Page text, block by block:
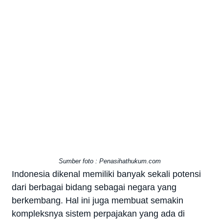
Sumber foto : Penasihathukum.com
Indonesia dikenal memiliki banyak sekali potensi
dari berbagai bidang sebagai negara yang
berkembang. Hal ini juga membuat semakin
kompleksnya sistem perpajakan yang ada di